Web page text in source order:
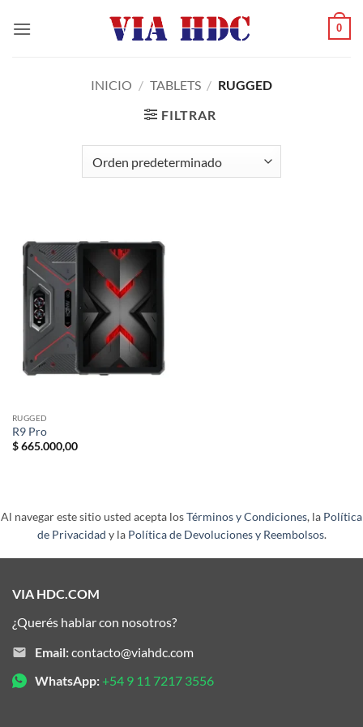
0
INICIO / TABLETS / RUGGED
FILTRAR
RUGGED
R9 Pro
$665.000,00
Al navegar este sitio usted acepta losTérminos y Condiciones, la Política
de Privacidad y la Política de Devoluciones y Reembolsos.
VIA HDC.COM
¿Querés hablar con nosotros?
Email:contacto@viahdc.com
WhatsApp:+54 9 11 7217 3556